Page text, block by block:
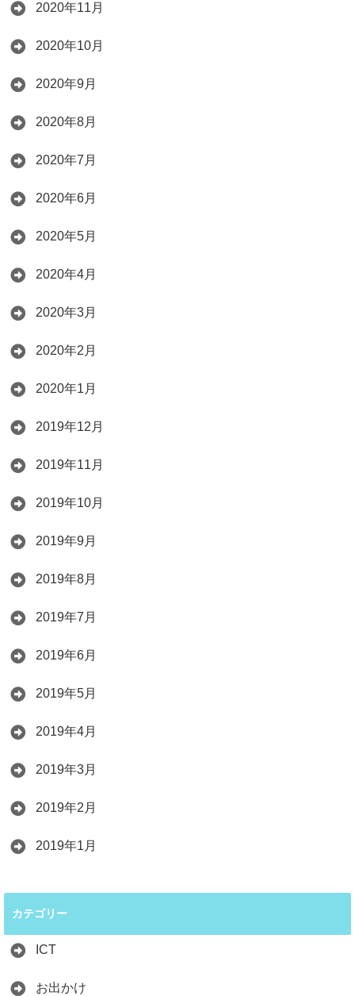
2020年11月
2020年10月
2020年9月
2020年8月
2020年7月
2020年6月
2020年5月
2020年4月
2020年3月
2020年2月
2020年1月
2019年12月
2019年11月
2019年10月
2019年9月
2019年8月
2019年7月
2019年6月
2019年5月
2019年4月
2019年3月
2019年2月
2019年1月
カテゴリー
ICT
お出かけ